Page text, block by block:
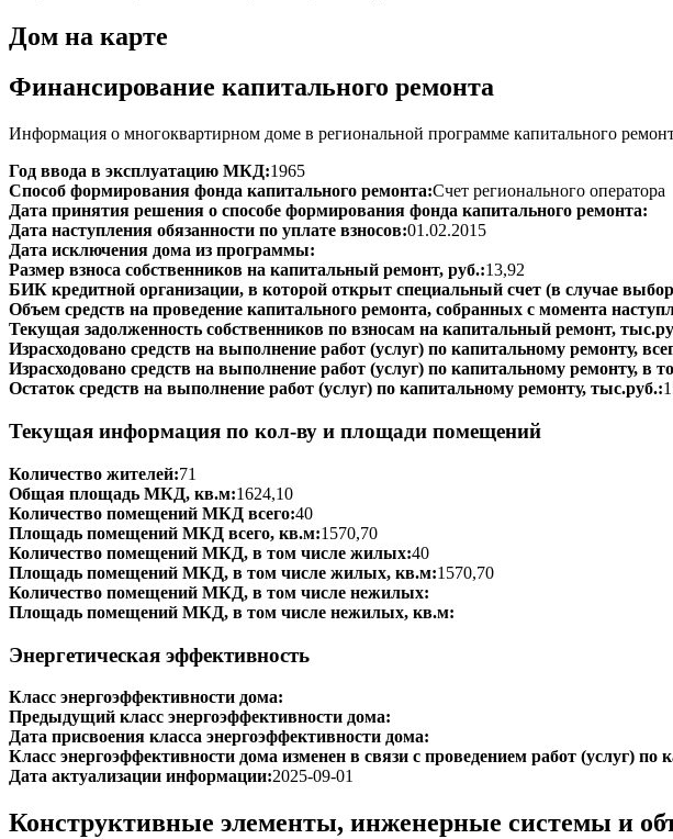
Дом на карте
Финансирование капитального ремонта
Информация о многоквартирном доме в региональной программе капитального
Год ввода в эксплуатацию МКД:1965
Способ формирования фонда капитального ремонта:Счет регионального оператора
Дата принятия решения о способе формирования фонда капитального ремонта:
Дата наступления обязанности по уплате взносов:01.02.2015
Дата исключения дома из программы:
Размер взноса собственников на капитальный ремонт, руб.:13,92
БИК кредитной организации, в которой открыт специальный счет (в случае
Объем средств на проведение капитального ремонта, собранных с момента
Текущая задолженность собственников по взносам на капитальный ремонт,
Израсходовано средств на выполнение работ (услуг) по капитальному ремонту,
Израсходовано средств на выполнение работ (услуг) по капитальному ремонту, в
Остаток средств на выполнение работ (услуг) по капитальному ремонту, тыс.руб.:
Текущая информация по кол-ву и площади помещений
Количество жителей:71
Общая площадь МКД, кв.м:1624,10
Количество помещений МКД всего:40
Площадь помещений МКД всего, кв.м:1570,70
Количество помещений МКД, в том числе жилых:40
Площадь помещений МКД, в том числе жилых, кв.м:1570,70
Количество помещений МКД, в том числе нежилых:
Площадь помещений МКД, в том числе нежилых, кв.м:
Энергетическая эффективность
Класс энергоэффективности дома:
Предыдущий класс энергоэффективности дома:
Дата присвоения класса энергоэффективности дома:
Класс энергоэффективности дома изменен в связи с проведением работ (услуг) по
Дата актуализации информации:2025-09-01
Конструктивные элементы, инженерные системы и